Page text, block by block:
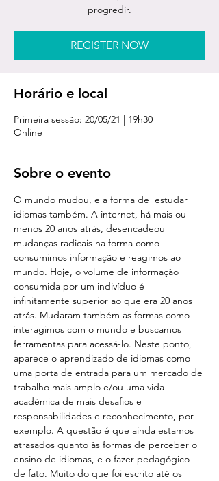
progredir.
REGISTER NOW
Horário e local
Primeira sessão: 20/05/21 | 19h30
Online
Sobre o evento
O mundo mudou, e a forma de  estudar
idiomas também. A internet, há mais ou
menos 20 anos atrás, desencadeou
mudanças radicais na forma como
consumimos informação e reagimos ao
mundo. Hoje, o volume de informação
consumida por um indivíduo é
infinitamente superior ao que era 20 anos
atrás. Mudaram também as formas como
interagimos com o mundo e buscamos
ferramentas para acessá-lo. Neste ponto,
aparece o aprendizado de idiomas como
uma porta de entrada para um mercado de
trabalho mais amplo e/ou uma vida
acadêmica de mais desafios e
responsabilidades e reconhecimento, por
exemplo. A questão é que ainda estamos
atrasados quanto às formas de perceber o
ensino de idiomas, e o fazer pedagógico
de fato. Muito do que foi escrito até os